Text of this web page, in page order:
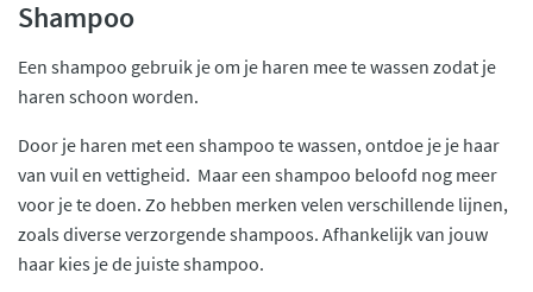
Shampoo
Een shampoo gebruik je om je haren mee te wassen zodat je
haren schoon worden.
Door je haren met een shampoo te wassen, ontdoe je je haar
van vuil en vettigheid. Maar een shampoo beloofd nog meer
voor je te doen. Zo hebben merken velen verschillende lijnen,
zoals diverse verzorgende shampoos. Afhankelijk van jouw
haar kies je de juiste shampoo.